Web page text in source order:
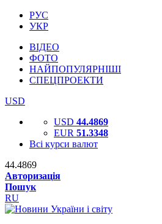
РУС
УКР
ВІДЕО
ФОТО
НАЙПОПУЛЯРНІШІ
СПЕЦПРОЕКТИ
USD
USD 44.4869
EUR 51.3348
Всі курси валют
44.4869
Авторизація
Пошук
RU